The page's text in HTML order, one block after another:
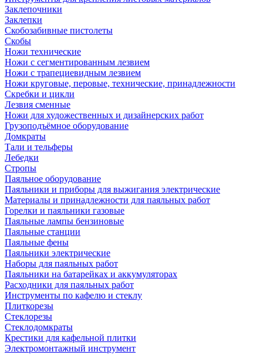
Заклепочники
Заклепки
Скобозабивные пистолеты
Скобы
Ножи технические
Ножи с сегментированным лезвием
Ножи с трапециевидным лезвием
Ножи круговые, перовые, технические, принадлежности
Скребки и цикли
Лезвия сменные
Ножи для художественных и дизайнерских работ
Грузоподъёмное оборудование
Домкраты
Тали и тельферы
Лебедки
Стропы
Паяльное оборудование
Паяльники и приборы для выжигания электрические
Материалы и принадлежности для паяльных работ
Горелки и паяльники газовые
Паяльные лампы бензиновые
Паяльные станции
Паяльные фены
Паяльники электрические
Наборы для паяльных работ
Паяльники на батарейках и аккумуляторах
Расходники для паяльных работ
Инструменты по кафелю и стеклу
Плиткорезы
Стеклорезы
Стеклодомкраты
Крестики для кафельной плитки
Электромонтажный инструмент